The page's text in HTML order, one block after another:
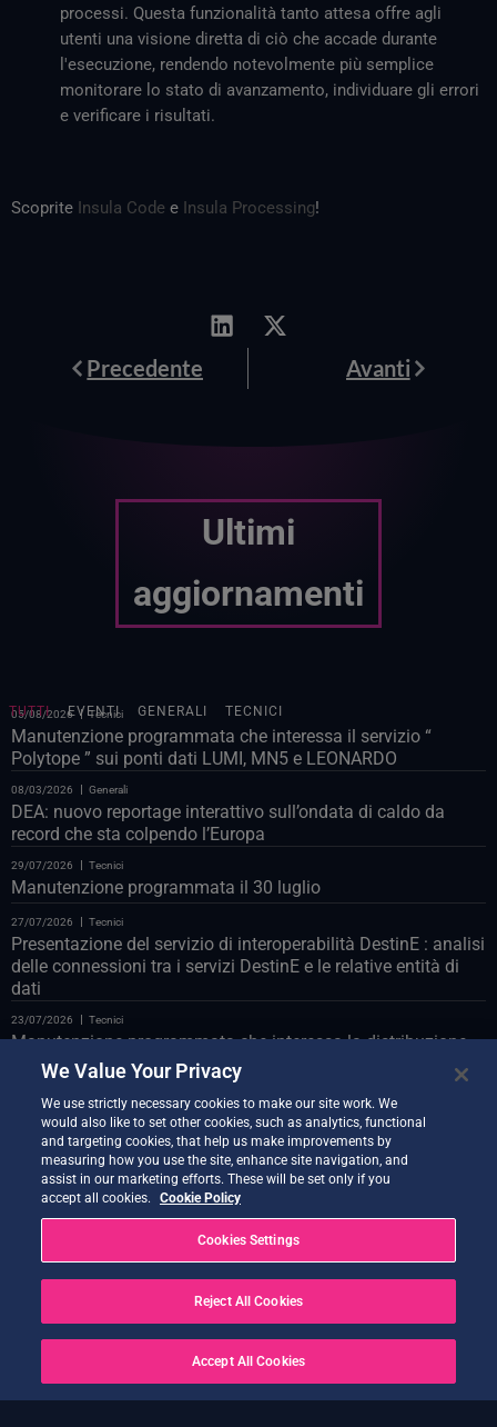
processi. Questa funzionalità tanto attesa offre agli
utenti una visione diretta di ciò che accade durante
l'esecuzione, rendendo notevolmente più semplice
monitorare lo stato di avanzamento, individuare gli errori
e verificare i risultati.
Scoprite Insula Code e Insula Processing!
PrevPrecedente AvantiAvanti
Ultimi
aggiornamenti
EVENTI GENERALI TECNICI
TUTTI
05/08/2026 Tecnici
Manutenzione programmata che interessa il servizio “
Polytope ” sui ponti dati LUMI, MN5 e LEONARDO
08/03/2026 Generali
DEA: nuovo reportage interattivo sull’ondata di caldo da
record che sta colpendo l’Europa
29/07/2026 Tecnici
Manutenzione programmata il 30 luglio
27/07/2026 Tecnici
Presentazione del servizio di interoperabilità DestinE : analisi
delle connessioni tra i servizi DestinE e le relative entità di
dati
23/07/2026 Tecnici
Manutenzione programmata che interessa la distribuzione
Polytope sul databridge LUMI
Tecnici
Manutenzione programmata del portale web il 24 luglio
Tecnici
Vi presentiamo il Co-Design Assistant Demonstrator
21/07/2026
Nuova versione di Quantum Service ora disponibile
20/07/2026 Tecnici
Earth Data Hub di Earth Data Hub il 21 luglio
20/07/2026
RISOLTO – Interruzioni del servizio a seguito di OVH Cloud
We Value Your Privacy
We use strictly necessary cookies to make our site work. We
would also like to set other cookies, such as analytics, functional
and targeting cookies, that help us make improvements by
measuring how you use the site, enhance site navigation, and
assist in our marketing efforts. These will be set only if you
accept all cookies.
Cookie Policy
Cookies Settings
Reject All Cookies
Accept All Cookies